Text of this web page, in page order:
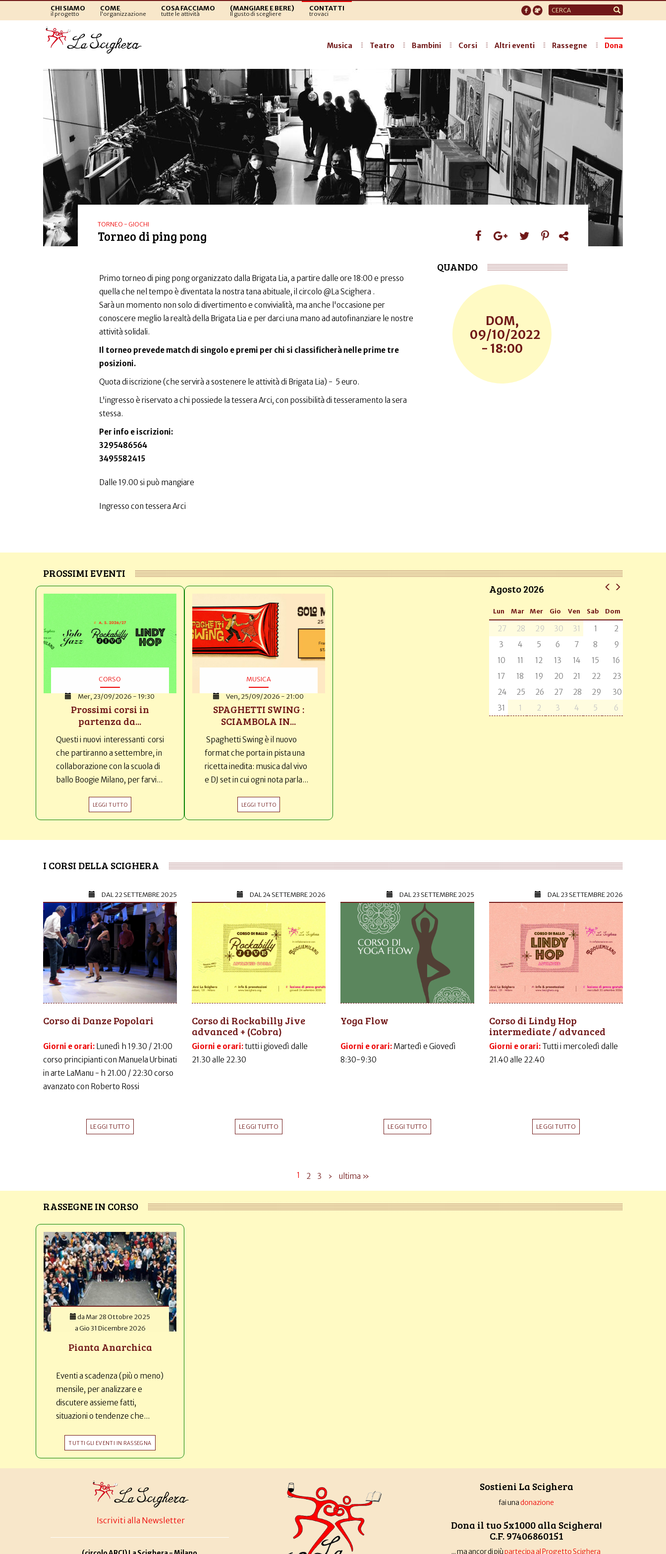
CHI SIAMO
il progetto
COME
l'organizzazione
COSA FACCIAMO
tutte le attività
(MANGIARE E BERE)
Il gusto di scegliere
CONTATTI
trovaci
Form
di
Musica Teatro Bambini Corsi Altri eventi Rassegne Dona
TORNEO - GIOCHI
Torneo di ping pong
Primo torneo di ping pong organizzato dalla Brigata Lia, a partire dalle ore 18:00 e presso
quella che nel tempo è diventata la nostra tana abituale, il circolo @La Scighera .
Sarà un momento non solo di divertimento e convivialità, ma anche l'occasione per
conoscere meglio la realtà della Brigata Lia e per darci una mano ad autofinanziare le nostre
attività solidali.
Il torneo prevede match di singolo e premi per chi si classificherà nelle prime tre
posizioni.
Quota di iscrizione (che servirà a sostenere le attività di Brigata Lia) - 5 euro.
L'ingresso è riservato a chi possiede la tessera Arci, con possibilità di tesseramento la sera
stessa.
Per info e iscrizioni:
3295486564
3495582415
Dalle 19.00 si può mangiare
Ingresso con tessera Arci
QUANDO
DOM,
09/10/2022
- 18:00
PROSSIMI EVENTI
CORSO
Mer, 23/09/2026 - 19:30
Prossimi corsi in
partenza da...
Questi i nuovi interessanti corsi
che partiranno a settembre, in
collaborazione con la scuola di
ballo Boogie Milano, per farvi...
LEGGI TUTTO
MUSICA
Ven, 25/09/2026 - 21:00
SPAGHETTI SWING :
SCIAMBOLA IN...
Spaghetti Swing è il nuovo
format che porta in pista una
ricetta inedita: musica dal vivo
e DJ set in cui ogni nota parla...
LEGGI TUTTO
Agosto 2026
Lun Mar Mer Gio Ven Sab Dom
27 28 29 30 31 1
2
3
4 5 6 7 8
9
10
11 12 13 14 15
16
17
18 19 20 21 22
23
24
25 26 27 28 29
30
31
1 2 3 4 5 6
I CORSI DELLA SCIGHERA
DAL22 SETTEMBRE 2025
Corso di Danze Popolari
Giorni e orari: Lunedì h 19.30 / 21:00
corso principianti con Manuela Urbinati
in arte LaManu - h 21.00 / 22:30 corso
avanzato con Roberto Rossi
LEGGI TUTTO
DAL24 SETTEMBRE 2026
Corso di Rockabilly Jive
advanced + (Cobra)
Giorni e orari:tutti i giovedì dalle
21.30 alle 22.30
LEGGI TUTTO
DAL23 SETTEMBRE 2025
Yoga Flow
Giorni e orari: Martedì e Giovedì
8:30-9:30
LEGGI TUTTO
DAL23 SETTEMBRE 2026
Corso di Lindy Hop
intermediate / advanced
Giorni e orari: Tutti i mercoledì dalle
21.40 alle 22.40
LEGGI TUTTO
1 2 3 › ultima »
RASSEGNE IN CORSO
da Mar 28 Ottobre 2025
aGio 31 Dicembre 2026
Pianta Anarchica
Eventi a scadenza (più o meno)
mensile, per analizzare e
discutere assieme fatti,
situazioni o tendenze che...
TUTTI GLI EVENTI IN RASSEGNA
Iscriviti alla Newsletter
Sostieni La Scighera
fai unadonazione
Dona il tuo 5x1000 alla Scighera!
C.F. 97406860151
... ma ancor di piùpartecipa al Progetto Scighera